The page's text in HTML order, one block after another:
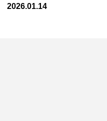
2026.01.14